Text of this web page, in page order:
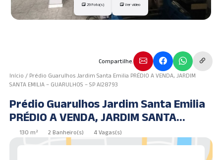
29 Foto(s) Ver vídeo
Compartilhe.
Início / Prédio Guarulhos Jardim Santa Emilia PRÉDIO A VENDA, JARDIM
SANTA EMILIA – GUARULHOS – SP AI28793
Prédio Guarulhos Jardim Santa Emilia
PRÉDIO A VENDA, JARDIM SANTA
EMILIA – GUARULHOS – SP AI28793
130 m² 2 Banheiro(s) 4 Vagas(s)